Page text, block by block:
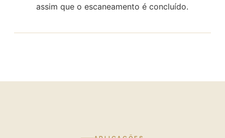
assim que o escaneamento é concluído.